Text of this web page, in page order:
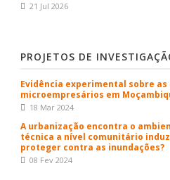
21 Jul 2026
PROJETOS DE
Evidência experimental sobre
microempresários em
18 Mar 2024
A urbanização encontra o
técnica a nível comunitário
proteger contra as inundações?
08 Fev 2024